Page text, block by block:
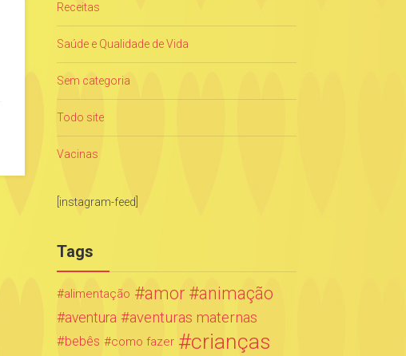
Receitas
Saúde e Qualidade de Vida
Sem categoria
Todo site
Vacinas
[instagram-feed]
Tags
alimentação amor animação
aventura aventuras maternas
bebês como fazer crianças